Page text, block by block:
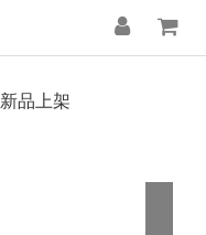
新品上架